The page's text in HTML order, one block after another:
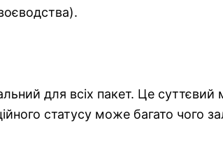
для всіх пакет. Це
статусу може багато чого